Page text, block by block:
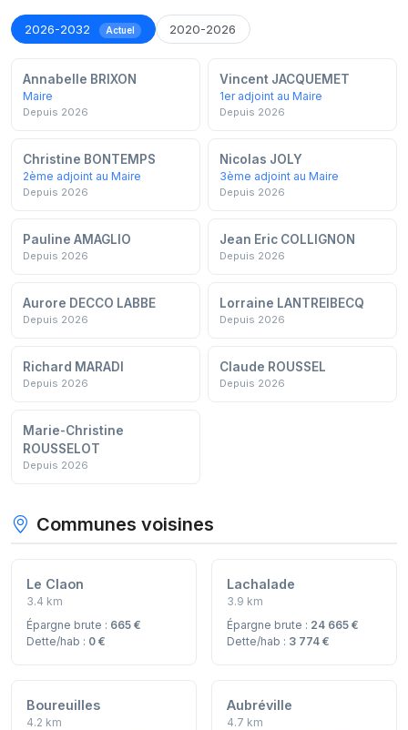
2026-2032 Actuel 2020-2026
Annabelle BRIXON
Maire
Depuis 2026
Vincent JACQUEMET
1er adjoint au Maire
Depuis 2026
Christine BONTEMPS
2ème adjoint au Maire
Depuis 2026
Nicolas JOLY
3ème adjoint au Maire
Depuis 2026
Pauline AMAGLIO
Depuis 2026
Jean Eric COLLIGNON
Depuis 2026
Aurore DECCO LABBE
Depuis 2026
Lorraine LANTREIBECQ
Depuis 2026
Richard MARADI
Depuis 2026
Claude ROUSSEL
Depuis 2026
Marie-Christine
ROUSSELOT
Depuis 2026
Communes voisines
Le Claon
3.4 km
Épargne brute : 665 €
Dette/hab : 0 €
Lachalade
3.9 km
Épargne brute : 24 665 €
Dette/hab : 3 774 €
Boureuilles
4.2 km
Aubréville
4.7 km